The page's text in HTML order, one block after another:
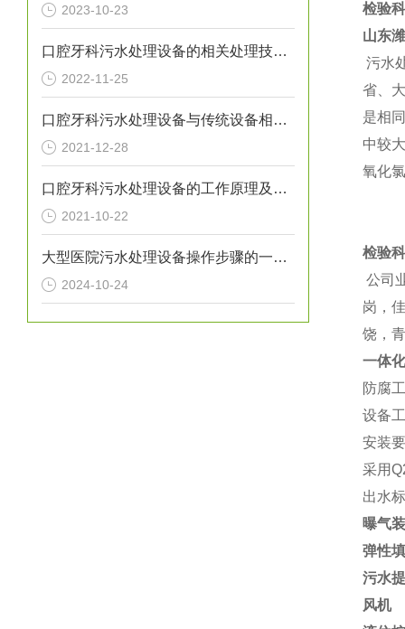
2023-10-23
口腔牙科污水处理设备的相关处理技术介绍
2022-11-25
口腔牙科污水处理设备与传统设备相比的优势介绍
2021-12-28
口腔牙科污水处理设备的工作原理及出故障时需采取的措施介绍
2021-10-22
大型医院污水处理设备操作步骤的一般指南
2024-10-24
检验
山东
污水
省、
是相
中较
氧化
检验
公司
岗，
饶，
一体
防腐
设备
安装
采用
出水
曝气
弹性
污水
风机